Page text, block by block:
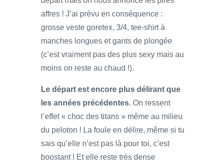
affres ! J’ai prévu en conséquence :
grosse veste goretex, 3/4, tee-shirt à
manches longues et gants de plongée
(c’est vraiment pas des plus sexy mais au
moins on reste au chaud !).
Le départ est encore plus délirant que
les années précédentes. On ressent
l’effet « choc des titans » même au milieu
du peloton ! La foule en délire, même si tu
sais qu’elle n’est pas là pour toi, c’est
boostant ! Et elle reste très dense